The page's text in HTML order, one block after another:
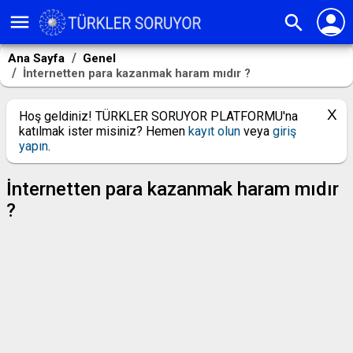
menu search person
Ana Sayfa
Genel
İnternetten para kazanmak haram mıdır ?
Hoş geldiniz! TÜRKLER SORUYOR PLATFORMU'na
katılmak ister misiniz? Hemen kayıt olun veya giriş
yapın.
İnternetten para kazanmak haram mıdır
?